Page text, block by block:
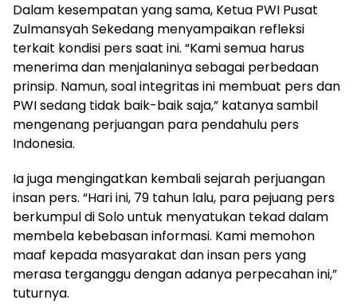
Dalam kesempatan yang sama, Ketua PWI Pusat
Zulmansyah Sekedang menyampaikan refleksi
terkait kondisi pers saat ini. “Kami semua harus
menerima dan menjalaninya sebagai perbedaan
prinsip. Namun, soal integritas ini membuat pers dan
PWI sedang tidak baik-baik saja,” katanya sambil
mengenang perjuangan para pendahulu pers
Indonesia.
Ia juga mengingatkan kembali sejarah perjuangan
insan pers. “Hari ini, 79 tahun lalu, para pejuang pers
berkumpul di Solo untuk menyatukan tekad dalam
membela kebebasan informasi. Kami memohon
maaf kepada masyarakat dan insan pers yang
merasa terganggu dengan adanya perpecahan ini,”
tuturnya.